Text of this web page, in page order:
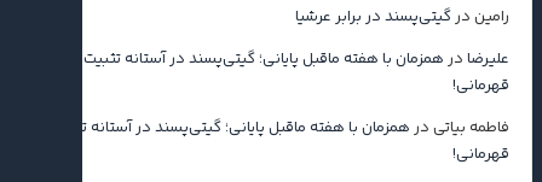
رامین در گیتی‌پسند در برابر عرشیا
علیرضا در همزمان با هفته ماقبل پایانی؛ گیتی‌پسند در آستانه تثبیت
قهرمانی!
فاطمه بیاتی در همزمان با هفته ماقبل پایانی؛ گیتی‌پسند در آستانه تثبیت
قهرمانی!